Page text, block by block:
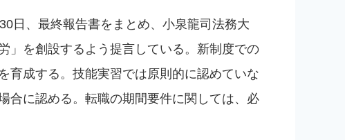
日、最終報告書をまとめ、小泉龍司法務大
」を創設するよう提言している。新制度での
育成する。技能実習では原則的に認めていな
合に認める。転職の期間要件に関しては、必